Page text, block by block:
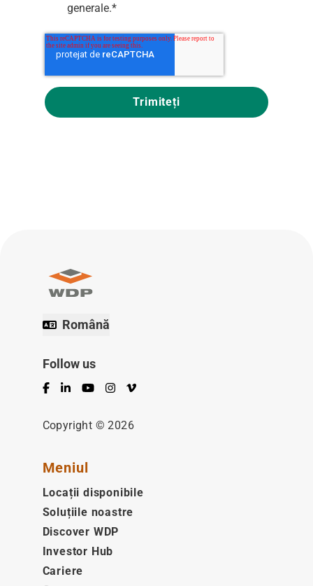
generale.*
Română
Follow us
Facebook
LinkedInYouTubeInstagram
Vimeo
Copyright © 2026
Meniul
Locații disponibile
Soluțiile noastre
Discover WDP
Investor Hub
Cariere